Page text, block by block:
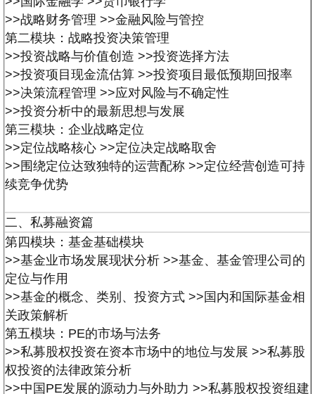
>>战略财务管理 >>金融风险与管控
第二模块：战略投资决策管理
>>投资战略与价值创造 >>投资选择方法
>>投资项目现金流估算 >>投资项目最低预期回报率
>>决策流程管理 >>应对风险与不确定性
>>投资分析中的最新思想与发展
第三模块：企业战略定位
>>定位战略核心 >>定位决定战略取舍
>>围绕定位达致独特的运营配称 >>定位经营创造可持
续竞争优势
二、私募融资篇
第四模块：基金基础模块
>>基金业市场发展现状分析 >>基金、基金管理公司的
定位与作用
>>基金的概念、类别、投资方式 >>国内和国际基金相
关政策解析
第五模块：PE的市场与法务
>>私募股权投资在资本市场中的地位与发展 >>私募股
权投资的法律政策分析
>>中国PE发展的源动力与外助力 >>私募股权投资组建